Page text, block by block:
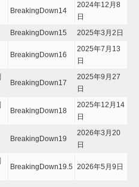
BreakingDown14
2024年12月8
日
BreakingDown15 2025年3月2日
BreakingDown16
2025年7月13
日
BreakingDown17
2025年9月27
日
BreakingDown18
2025年12月14
日
BreakingDown19
2026年3月20
日
BreakingDown19.5 2026年5月9日